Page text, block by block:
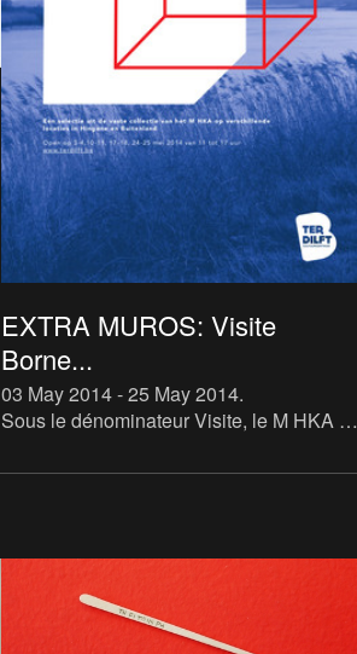
EXTRA MUROS: Visite
Borne...
03 May 2014 - 25 May 2014.
Sous le dénominateur Visite, le M HKA a
avec LOCUS, le Service de